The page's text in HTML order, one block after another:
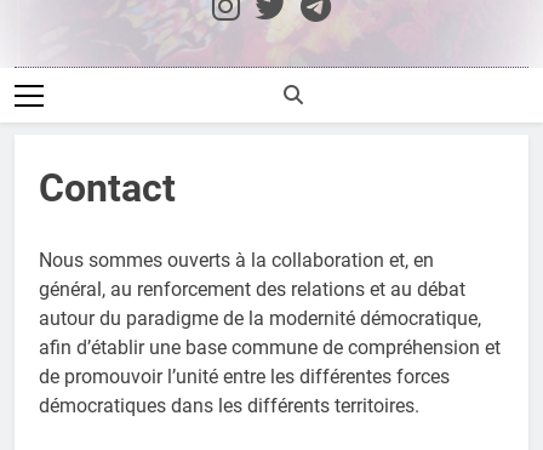
Democratic
Modernity
Contact
Nous sommes ouverts à la collaboration et, en
général, au renforcement des relations et au débat
autour du paradigme de la modernité démocratique,
afin d’établir une base commune de compréhension et
de promouvoir l’unité entre les différentes forces
démocratiques dans les différents territoires.